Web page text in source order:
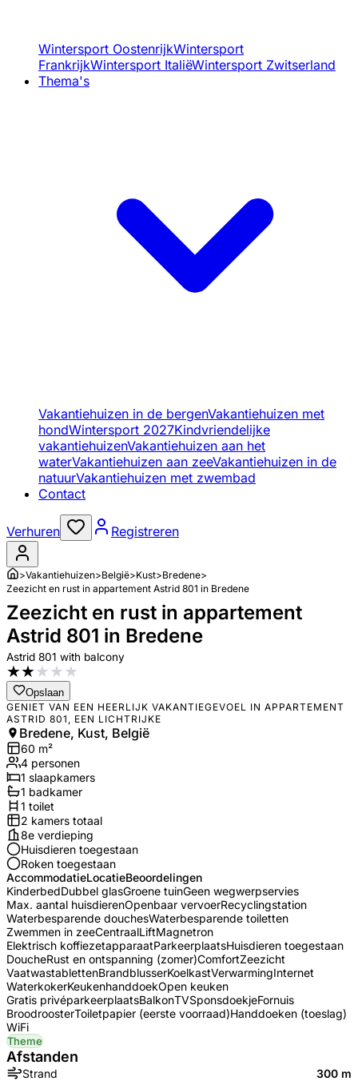
Wintersport OostenrijkWintersport
FrankrijkWintersport ItaliëWintersport Zwitserland
Thema's
Vakantiehuizen in de bergenVakantiehuizen met
hondWintersport 2027Kindvriendelijke
vakantiehuizenVakantiehuizen aan het
waterVakantiehuizen aan zeeVakantiehuizen in de
natuurVakantiehuizen met zwembad
Contact
Verhuren Registreren
>Vakantiehuizen>België>Kust>Bredene>
Zeezicht en rust in appartement Astrid 801 in Bredene
Zeezicht en rust in appartement
Astrid 801 in Bredene
Astrid 801 with balcony
★★★★★
Opslaan
GENIET VAN EEN HEERLIJK VAKANTIEGEVOEL IN APPARTEMENT
ASTRID 801, EEN LICHTRIJKE
Bredene, Kust, België
60 m²
4 personen
1 slaapkamers
1 badkamer
1 toilet
2 kamers totaal
8e verdieping
Huisdieren toegestaan
Roken toegestaan
AccommodatieLocatieBeoordelingen
KinderbedDubbel glasGroene tuinGeen wegwerpservies
Max. aantal huisdierenOpenbaar vervoerRecyclingstation
Waterbesparende douchesWaterbesparende toiletten
Zwemmen in zeeCentraalLiftMagnetron
Elektrisch koffiezetapparaatParkeerplaatsHuisdieren toegestaan
DoucheRust en ontspanning (zomer)ComfortZeezicht
VaatwastablettenBrandblusserKoelkastVerwarmingInternet
WaterkokerKeukenhanddoekOpen keuken
Gratis privéparkeerplaatsBalkonTVSponsdoekjeFornuis
BroodroosterToiletpapier (eerste voorraad)Handdoeken (toeslag)
WiFi
Theme
Afstanden
Strand
300 m